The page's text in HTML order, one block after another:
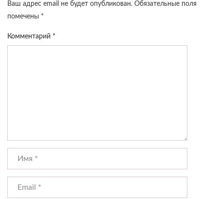
Ваш адрес email не будет опубликован. Обязательные поля
помечены *
Комментарий *